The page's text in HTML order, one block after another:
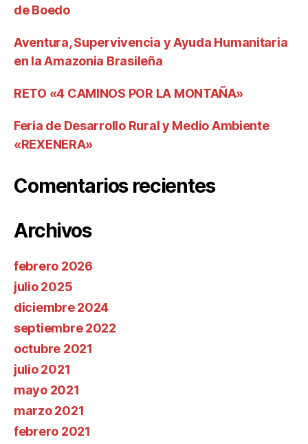
de Boedo
Aventura, Supervivencia y Ayuda Humanitaria
en la Amazonia Brasileña
RETO «4 CAMINOS POR LA MONTAÑA»
Feria de Desarrollo Rural y Medio Ambiente
«REXENERA»
Comentarios recientes
Archivos
febrero 2026
julio 2025
diciembre 2024
septiembre 2022
octubre 2021
julio 2021
mayo 2021
marzo 2021
febrero 2021